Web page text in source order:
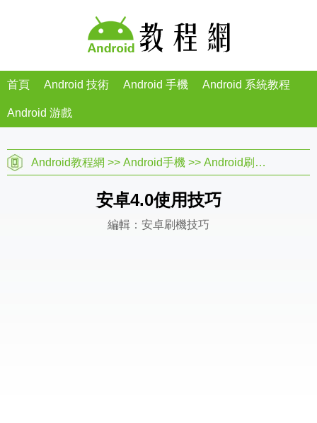
首頁 Android 技術 Android 手機 Android 系統教程
Android 游戲
Android教程網 >> Android手機 >> Android刷機教程
安卓4.0使用技巧
編輯：安卓刷機技巧